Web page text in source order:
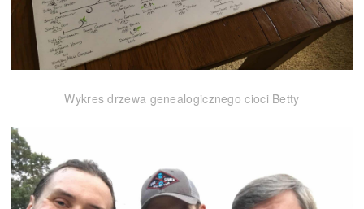
Wykres drzewa genealogicznego cioci Betty